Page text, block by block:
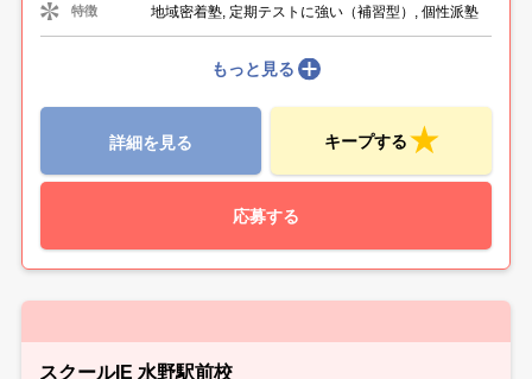
特徴 地域密着塾, 定期テストに強い（補習型）, 個性派塾
もっと見る
詳細を見る キープする
応募する
スクールIE 水野駅前校